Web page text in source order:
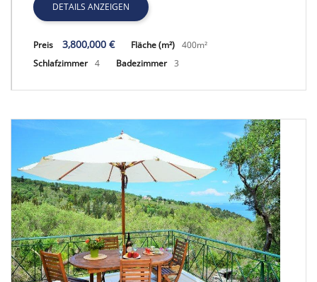
DETAILS ANZEIGEN
Preis 3,800,000 € Fläche (m²) 400m²
Schlafzimmer 4 Badezimmer 3